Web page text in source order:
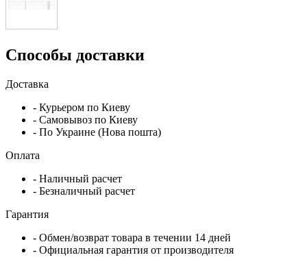
Способы доставки
Доставка
- Курьером по Киеву
- Самовывоз по Киеву
- По Украине (Нова пошта)
Оплата
- Наличный расчет
- Безналичный расчет
Гарантия
- Обмен/возврат товара в течении 14 дней
- Официальная гарантия от производителя